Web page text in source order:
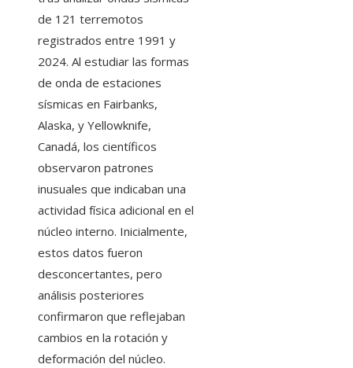
de 121 terremotos
registrados entre 1991 y
2024. Al estudiar las formas
de onda de estaciones
sísmicas en Fairbanks,
Alaska, y Yellowknife,
Canadá, los científicos
observaron patrones
inusuales que indicaban una
actividad física adicional en el
núcleo interno. Inicialmente,
estos datos fueron
desconcertantes, pero
análisis posteriores
confirmaron que reflejaban
cambios en la rotación y
deformación del núcleo.